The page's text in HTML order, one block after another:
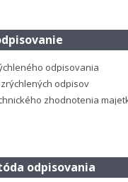
odpisovania
odpisov
zhodnotenia majetku počas odpisovania
odpisovania